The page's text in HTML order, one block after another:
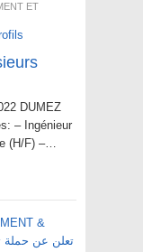
ET
DUMEZ
– Ingénieur
(H/F) –…